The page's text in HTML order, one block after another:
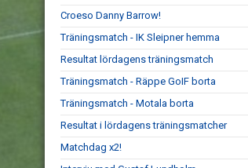
Croeso Danny Barrow!
Träningsmatch - IK Sleipner hemma
Resultat lördagens träningsmatch
Träningsmatch - Räppe GoIF borta
Träningsmatch - Motala borta
Resultat i lördagens träningsmatcher
Matchdag x2!